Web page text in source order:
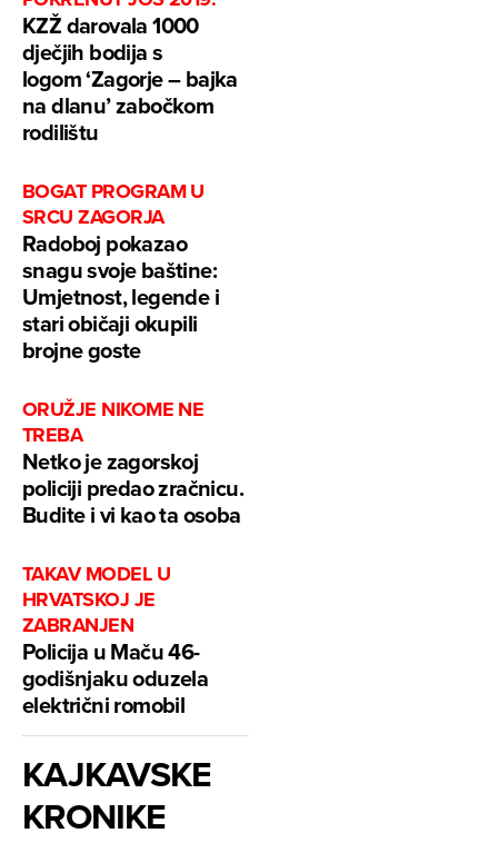
KZŽ darovala 1000
dječjih bodija s
logom ‘Zagorje – bajka
na dlanu’ zabočkom
rodilištu
BOGAT PROGRAM U
SRCU ZAGORJA
Radoboj pokazao
snagu svoje baštine:
Umjetnost, legende i
stari običaji okupili
brojne goste
ORUŽJE NIKOME NE
TREBA
Netko je zagorskoj
policiji predao zračnicu.
Budite i vi kao ta osoba
TAKAV MODEL U
HRVATSKOJ JE
ZABRANJEN
Policija u Maču 46-
godišnjaku oduzela
električni romobil
KAJKAVSKE
KRONIKE